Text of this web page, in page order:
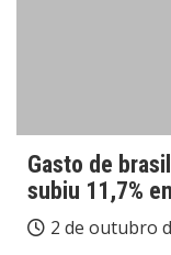
Gasto de
subiu 11,7%
2 de outubro